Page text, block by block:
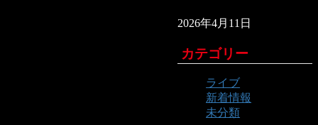
2026年4月11日
カテゴリー
ライブ
新着情報
未分類